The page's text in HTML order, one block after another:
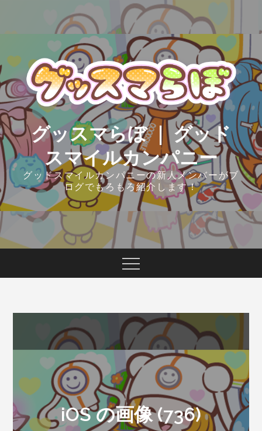
グッスマらぼ ｜ グッド
スマイルカンパニー
グッドスマイルカンパニーの新人メンバーがブ
ログでもろもろ紹介します！
iOS の画像 (736)